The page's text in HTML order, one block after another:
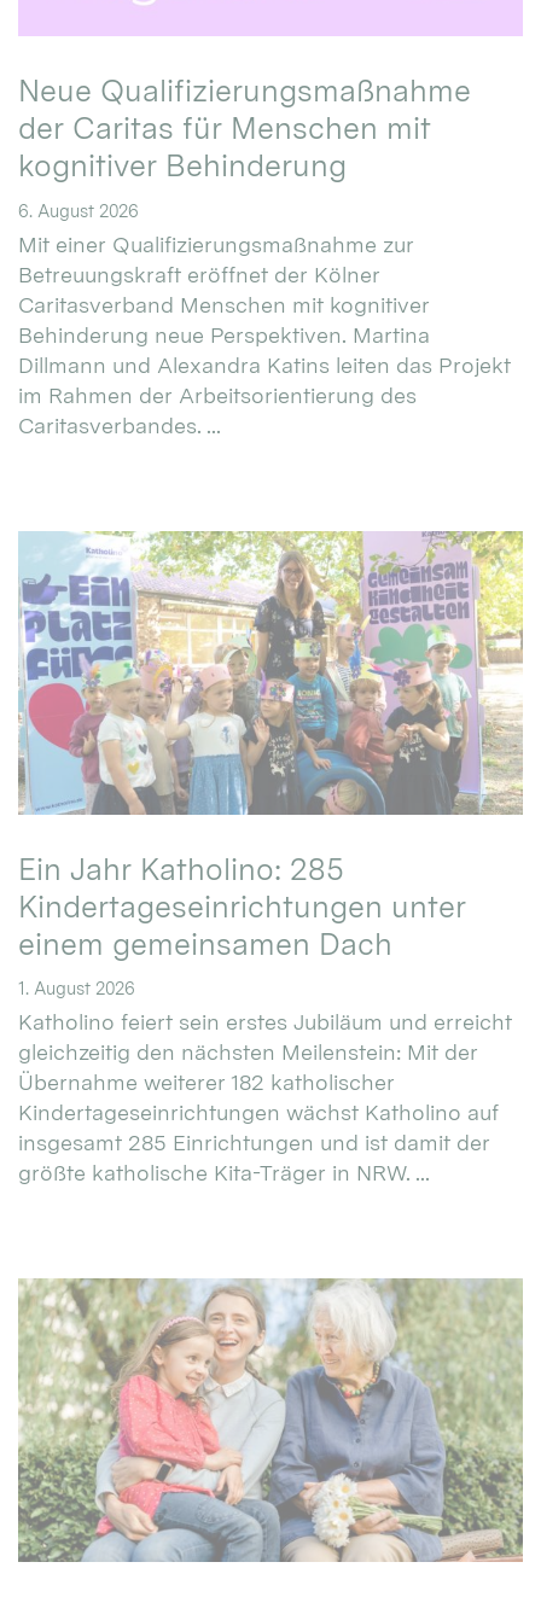
Neue Qualifizierungsmaßnahme
der Caritas für Menschen mit
kognitiver Behinderung
6. August 2026
Mit einer Qualifizierungsmaßnahme zur
Betreuungskraft eröffnet der Kölner
Caritasverband Menschen mit kognitiver
Behinderung neue Perspektiven. Martina
Dillmann und Alexandra Katins leiten das Projekt
im Rahmen der Arbeitsorientierung des
Caritasverbandes. ...
Ein Jahr Katholino: 285
Kindertageseinrichtungen unter
einem gemeinsamen Dach
1. August 2026
Katholino feiert sein erstes Jubiläum und erreicht
gleichzeitig den nächsten Meilenstein: Mit der
Übernahme weiterer 182 katholischer
Kindertageseinrichtungen wächst Katholino auf
insgesamt 285 Einrichtungen und ist damit der
größte katholische Kita-Träger in NRW. ...